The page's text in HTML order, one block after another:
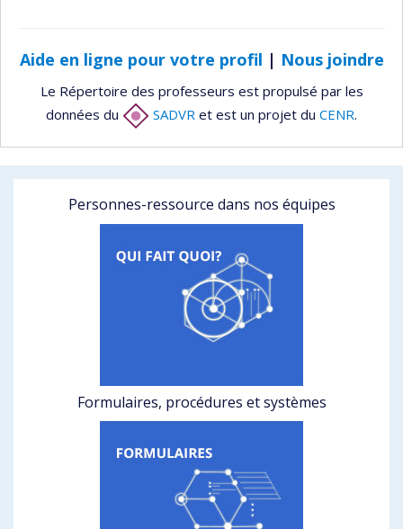
Aide en ligne pour votre profil | Nous joindre
Le Répertoire des professeurs est propulsé par les
données du
SADVR et est un projet du CENR.
Personnes-ressource dans nos équipes
Formulaires, procédures et systèmes